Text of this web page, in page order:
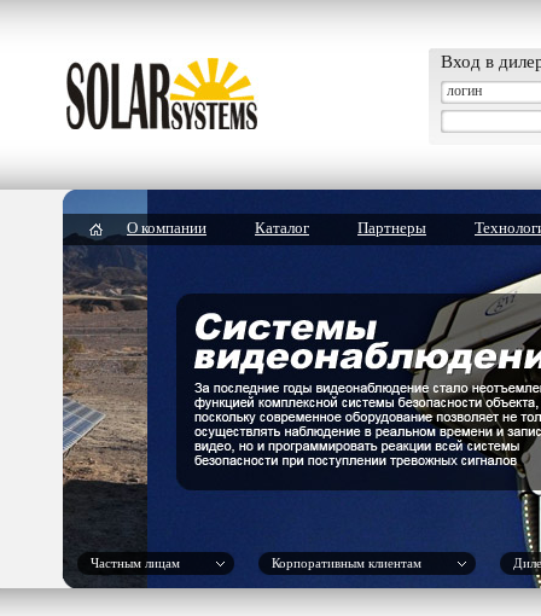
Вход в
О компании Каталог Партнеры
Частным лицам Корпоративным клиентам